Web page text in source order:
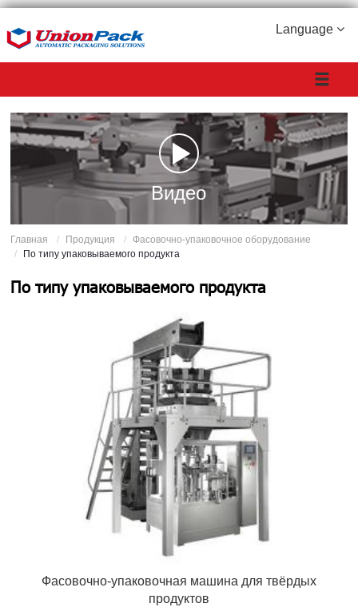
Language
Видео
Главная Продукция
Фасовочно-упаковочное оборудование
По типу упаковываемого продукта
По типу упаковываемого продукта
Фасовочно-упаковочная машина для твёрдых
продуктов